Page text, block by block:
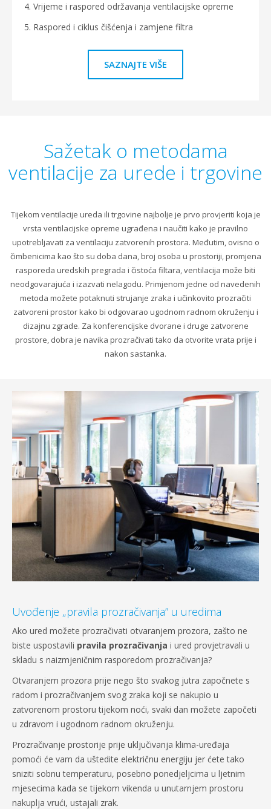
4. Vrijeme i raspored održavanja ventilacijske opreme
5. Raspored i ciklus čišćenja i zamjene filtra
SAZNAJTE VIŠE
Sažetak o metodama
ventilacije za urede i trgovine
Tijekom ventilacije ureda ili trgovine najbolje je prvo provjeriti koja je
vrsta ventilacijske opreme ugrađena i naučiti kako je pravilno
upotrebljavati za ventilaciju zatvorenih prostora. Međutim, ovisno o
čimbenicima kao što su doba dana, broj osoba u prostoriji, promjena
rasporeda uredskih pregrada i čistoća filtara, ventilacija može biti
neodgovarajuća i izazvati nelagodu. Primjenom jedne od navedenih
metoda možete potaknuti strujanje zraka i učinkovito prozračiti
zatvoreni prostor kako bi odgovarao ugodnom radnom okruženju i
dizajnu zgrade. Za konferencijske dvorane i druge zatvorene
prostore, dobra je navika prozračivati tako da otvorite vrata prije i
nakon sastanka.
Uvođenje „pravila prozračivanja” u uredima
Ako ured možete prozračivati otvaranjem prozora, zašto ne
biste uspostavili pravila prozračivanja i ured provjetravali u
skladu s naizmjeničnim rasporedom prozračivanja?
Otvaranjem prozora prije nego što svakog jutra započnete s
radom i prozračivanjem svog zraka koji se nakupio u
zatvorenom prostoru tijekom noći, svaki dan možete započeti
u zdravom i ugodnom radnom okruženju.
Prozračivanje prostorije prije uključivanja klima-uređaja
pomoći će vam da uštedite električnu energiju jer ćete tako
sniziti sobnu temperaturu, posebno ponedjeljcima u ljetnim
mjesecima kada se tijekom vikenda u unutarnjem prostoru
nakuplja vrući, ustajali zrak.